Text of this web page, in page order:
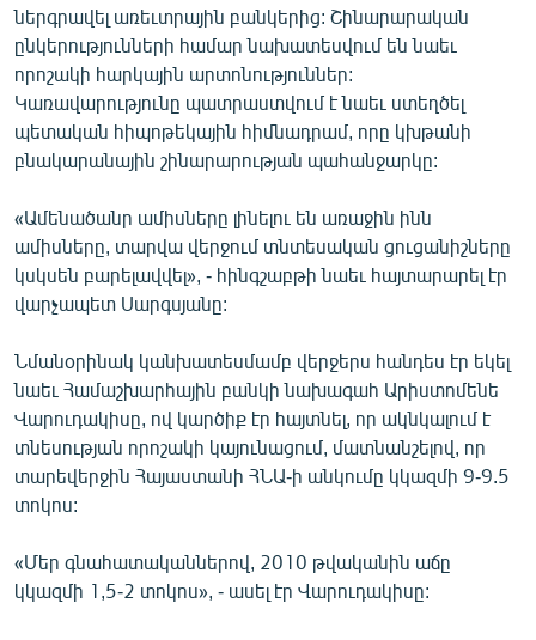
ներգրավել առեւտրային բանկերից: Շինարարական
ընկերությունների համար նախատեսվում են նաեւ
որոշակի հարկային արտոնություններ:
Կառավարությունը պատրաստվում է նաեւ ստեղծել
պետական հիպոթեկային հիմնադրամ, որը կխթանի
բնակարանային շինարարության պահանջարկը:
«Ամենածանր ամիսները լինելու են առաջին ինն
ամիսները, տարվա վերջում տնտեսական ցուցանիշները
կսկսեն բարելավվել», - հինգշաբթի նաեւ հայտարարել էր
վարչապետ Սարգսյանը:
Նմանօրինակ կանխատեսմամբ վերջերս հանդես էր եկել
նաեւ Համաշխարհային բանկի նախագահ Արիստոմենե
Վարուդակիսը, ով կարծիք էր հայտնել, որ ակնկալում է
տնեսության որոշակի կայունացում, մատնանշելով, որ
տարեվերջին Հայաստանի ՀՆԱ-ի անկումը կկազմի 9-9.5
տոկոս:
«Մեր գնահատականներով, 2010 թվականին աճը
կկազմի 1,5-2 տոկոս», - ասել էր Վարուդակիսը: